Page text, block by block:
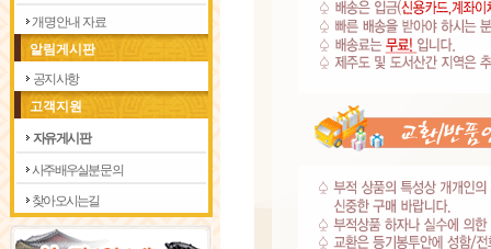
개 명 안 내 자 료
알림게시판
공지사항
고객지원
자유게시판
사주 배우실분 문의
찾아 오시는길